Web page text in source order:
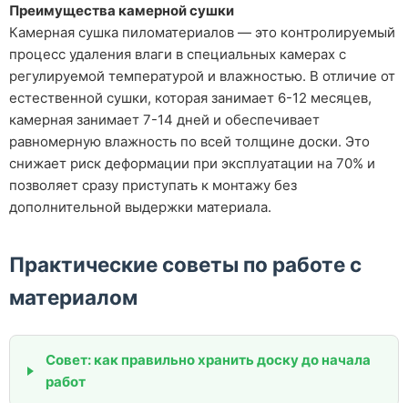
Преимущества камерной сушки
Камерная сушка пиломатериалов — это контролируемый
процесс удаления влаги в специальных камерах с
регулируемой температурой и влажностью. В отличие от
естественной сушки, которая занимает 6-12 месяцев,
камерная занимает 7-14 дней и обеспечивает
равномерную влажность по всей толщине доски. Это
снижает риск деформации при эксплуатации на 70% и
позволяет сразу приступать к монтажу без
дополнительной выдержки материала.
Практические советы по работе с
материалом
Совет: как правильно хранить доску до начала
работ